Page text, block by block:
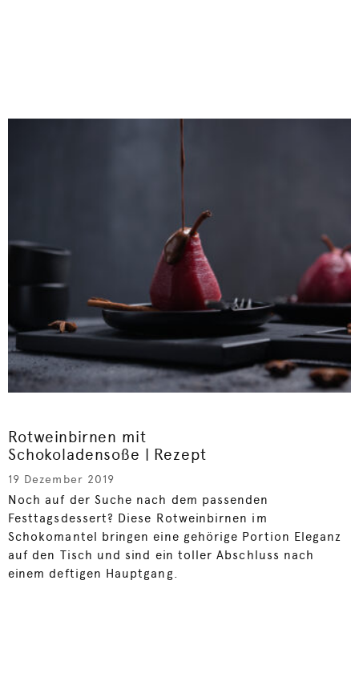
Rotweinbirnen mit
Schokoladensoße | Rezept
19 Dezember 2019
Noch auf der Suche nach dem passenden
Festtagsdessert? Diese Rotweinbirnen im
Schokomantel bringen eine gehörige Portion Eleganz
auf den Tisch und sind ein toller Abschluss nach
einem deftigen Hauptgang.